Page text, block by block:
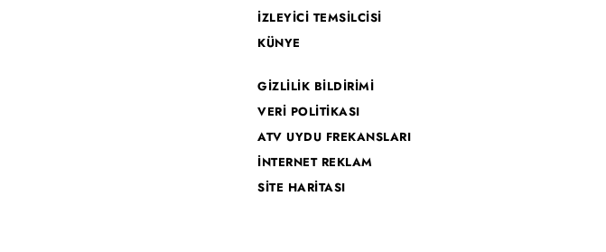
İZLEYİCİ TEMSİLCİSİ
KÜNYE
GİZLİLİK BİLDİRİMİ
VERİ POLİTİKASI
ATV UYDU FREKANSLARI
İNTERNET REKLAM
SİTE HARİTASI